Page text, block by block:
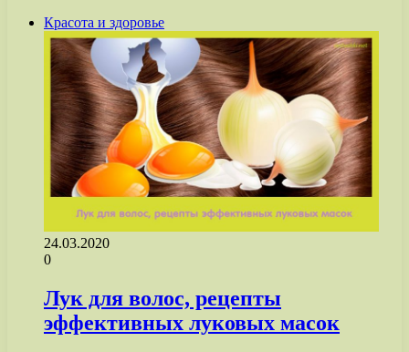
Красота и здоровье
24.03.2020
0
Лук для волос, рецепты
эффективных луковых масок